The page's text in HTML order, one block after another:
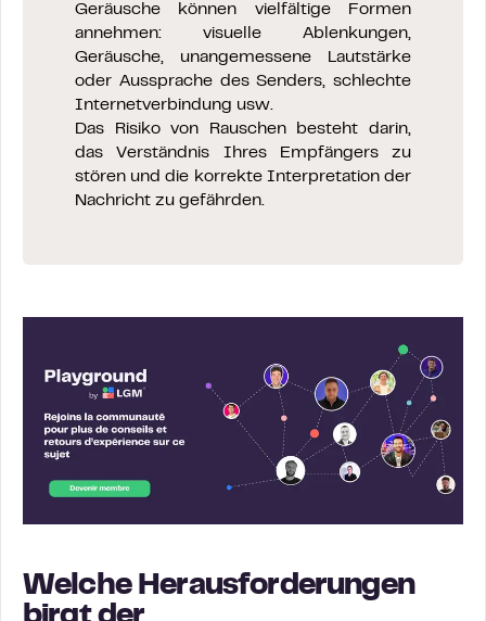
Geräusche können vielfältige Formen
annehmen: visuelle Ablenkungen,
Geräusche, unangemessene Lautstärke
oder Aussprache des Senders, schlechte
Internetverbindung usw.
Das Risiko von Rauschen besteht darin,
das Verständnis Ihres Empfängers zu
stören und die korrekte Interpretation der
Nachricht zu gefährden.
Welche Herausforderungen